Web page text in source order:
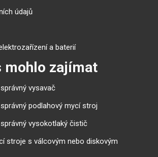
údajů
a baterií
mohlo zajímat
vysavač
podlahový mycí stroj
vysokotlaký čistič
stroje s válcovým nebo diskovým